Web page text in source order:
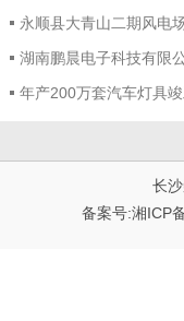
永顺县大青山二期风电
湖南鹏晨电子科技有限
年产200万套汽车灯具
长
备案号:湘ICP